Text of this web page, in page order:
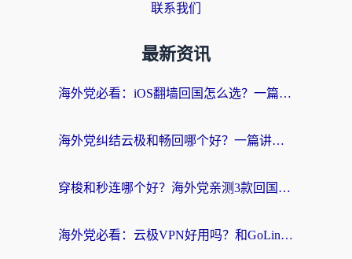
联系我们
最新资讯
海外党必看：iOS翻墙回国怎么选？一篇搞定无缝访问国内资源
海外党纠结云极和畅回哪个好？一篇讲透回国加速器怎么选（附避坑指南）
穿梭和秒连哪个好？海外党亲测3款回国加速器，教你在国外正常浏览国内网站
海外党必看：云极VPN好用吗？和GoLinkVPN对比哪个回国效果更好？附真实体验指南